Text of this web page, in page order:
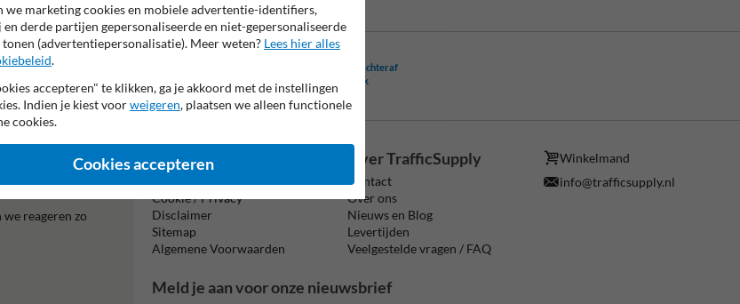
Betaling achteraf
is mogelijk
reageren zo
Informatie
Cookie / Privacy
Disclaimer
Sitemap
Algemene Voorwaarden
Over TrafficSupply
Contact
Over ons
Nieuws en Blog
Levertijden
Veelgestelde vragen / FAQ
Winkelmand
info@trafficsupply.nl
Meld je aan voor onze nieuwsbrief
we marketing cookies en mobiele advertentie-identifiers,
derde partijen gepersonaliseerde en niet-gepersonaliseerde
(advertentiepersonalisatie). Meer weten? Lees hier alles
.
accepteren" te klikken, ga je akkoord met de instellingen
Indien je kiest voorweigeren, plaatsen we alleen functionele
cookies.
Cookies accepteren